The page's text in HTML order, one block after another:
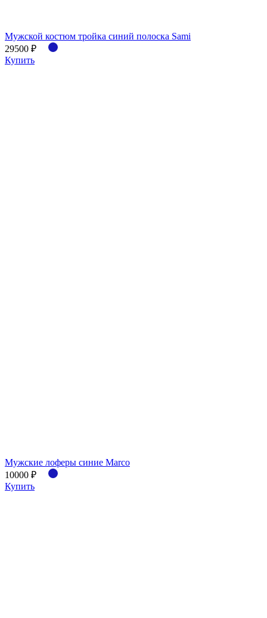
Мужской костюм тройка синий полоска Sami
29500 ₽
Купить
Мужские лоферы синие Marco
10000 ₽
Купить